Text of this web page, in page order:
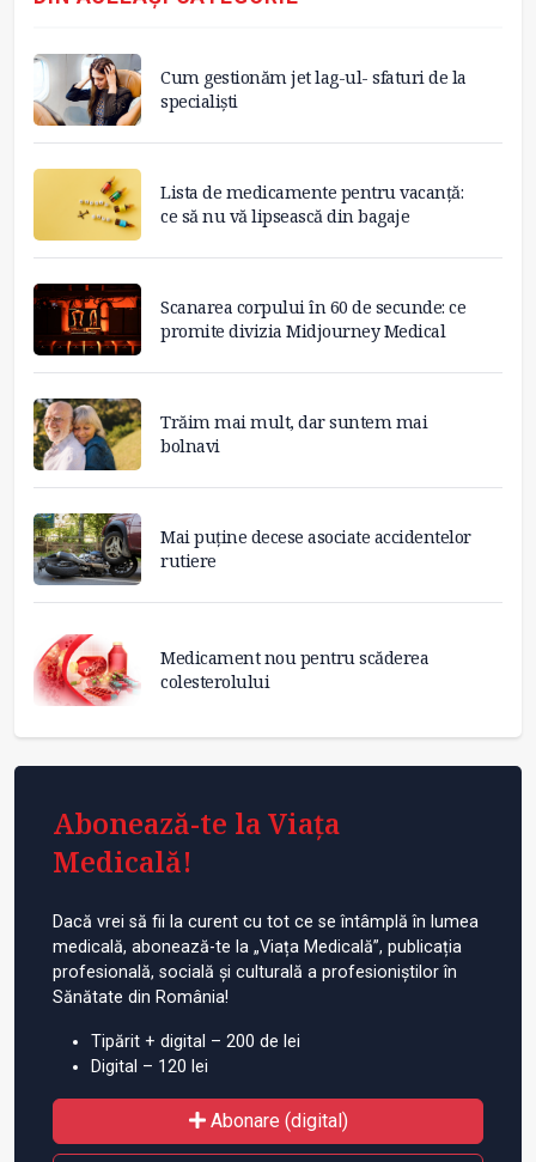
Cum gestionăm jet lag-ul- sfaturi de la
specialiști
Lista de medicamente pentru vacanță:
ce să nu vă lipsească din bagaje
Scanarea corpului în 60 de secunde: ce
promite divizia Midjourney Medical
Trăim mai mult, dar suntem mai
bolnavi
Mai puține decese asociate accidentelor
rutiere
Medicament nou pentru scăderea
colesterolului
Abonează-te la Viața
Medicală!
Dacă vrei să fii la curent cu tot ce se întâmplă în lumea
medicală, abonează-te la „Viața Medicală”, publicația
profesională, socială și culturală a profesioniștilor în
Sănătate din România!
Tipărit + digital – 200 de lei
Digital – 120 lei
Abonare (digital)